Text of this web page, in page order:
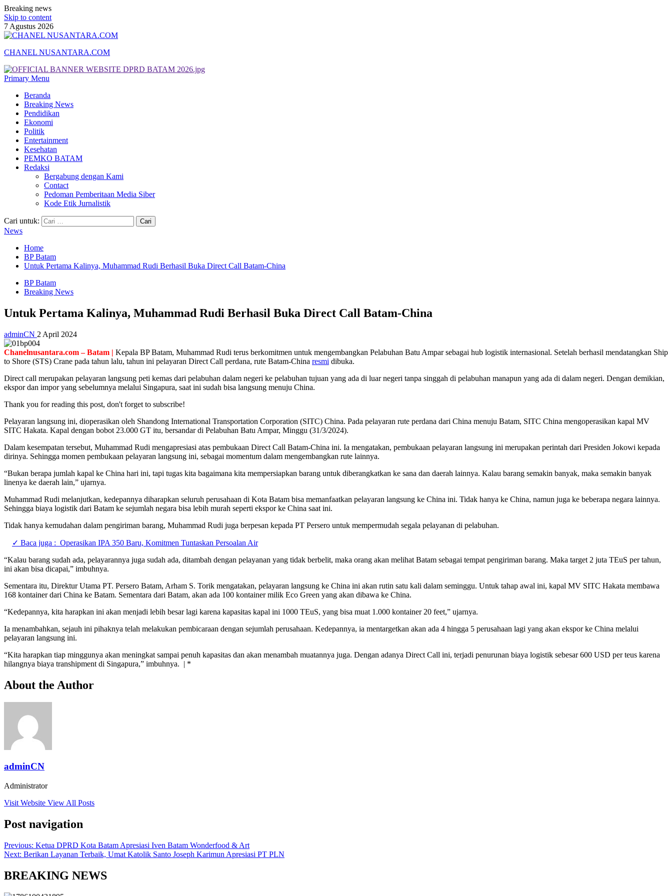
Breaking news
Skip to content
7 Agustus 2026
CHANEL NUSANTARA.COM
Primary Menu
Beranda
Breaking News
Pendidikan
Ekonomi
Politik
Entertainment
Kesehatan
PEMKO BATAM
Redaksi
Bergabung dengan Kami
Contact
Pedoman Pemberitaan Media Siber
Kode Etik Jurnalistik
Cari untuk:
News
Home
BP Batam
Untuk Pertama Kalinya, Muhammad Rudi Berhasil Buka Direct Call Batam-China
BP Batam
Breaking News
Untuk Pertama Kalinya, Muhammad Rudi Berhasil Buka Direct Call Batam-China
adminCN 2 April 2024
Chanelnusantara.com – Batam | Kepala BP Batam, Muhammad Rudi terus berkomitmen untuk mengembangkan Pelabuhan Batu Ampar sebagai hub logistik internasional. Setelah berhasil mendatangkan Ship
to Shore (STS) Crane pada tahun lalu, tahun ini pelayaran Direct Call perdana, rute Batam-China resmi dibuka.
Direct call merupakan pelayaran langsung peti kemas dari pelabuhan dalam negeri ke pelabuhan tujuan yang ada di luar negeri tanpa singgah di pelabuhan manapun yang ada di dalam negeri. Dengan demikian,
ekspor dan impor yang sebelumnya melalui Singapura, saat ini sudah bisa langsung menuju China.
Thank you for reading this post, don't forget to subscribe!
Pelayaran langsung ini, dioperasikan oleh Shandong International Transportation Corporation (SITC) China. Pada pelayaran rute perdana dari China menuju Batam, SITC China mengoperasikan kapal MV
SITC Hakata. Kapal dengan bobot 23.000 GT itu, bersandar di Pelabuhan Batu Ampar, Minggu (31/3/2024).
Dalam kesempatan tersebut, Muhammad Rudi mengapresiasi atas pembukaan Direct Call Batam-China ini. Ia mengatakan, pembukaan pelayaran langsung ini merupakan perintah dari Presiden Jokowi kepada
dirinya. Sehingga momen pembukaan pelayaran langsung ini, sebagai momentum dalam mengembangkan rute lainnya.
“Bukan berapa jumlah kapal ke China hari ini, tapi tugas kita bagaimana kita mempersiapkan barang untuk diberangkatkan ke sana dan daerah lainnya. Kalau barang semakin banyak, maka semakin banyak
linenya ke daerah lain,” ujarnya.
Muhammad Rudi melanjutkan, kedepannya diharapkan seluruh perusahaan di Kota Batam bisa memanfaatkan pelayaran langsung ke China ini. Tidak hanya ke China, namun juga ke beberapa negara lainnya.
Sehingga biaya logistik dari Batam ke sejumlah negara bisa lebih murah seperti ekspor ke China saat ini.
Tidak hanya kemudahan dalam pengiriman barang, Muhammad Rudi juga berpesan kepada PT Persero untuk mempermudah segala pelayanan di pelabuhan.
✓ Baca juga : Operasikan IPA 350 Baru, Komitmen Tuntaskan Persoalan Air
“Kalau barang sudah ada, pelayarannya juga sudah ada, ditambah dengan pelayanan yang tidak berbelit, maka orang akan melihat Batam sebagai tempat pengiriman barang. Maka target 2 juta TEuS per tahun,
ini akan bisa dicapai,” imbuhnya.
Sementara itu, Direktur Utama PT. Persero Batam, Arham S. Torik mengatakan, pelayaran langsung ke China ini akan rutin satu kali dalam seminggu. Untuk tahap awal ini, kapal MV SITC Hakata membawa
168 kontainer dari China ke Batam. Sementara dari Batam, akan ada 100 kontainer milik Eco Green yang akan dibawa ke China.
“Kedepannya, kita harapkan ini akan menjadi lebih besar lagi karena kapasitas kapal ini 1000 TEuS, yang bisa muat 1.000 kontainer 20 feet,” ujarnya.
Ia menambahkan, sejauh ini pihaknya telah melakukan pembicaraan dengan sejumlah perusahaan. Kedepannya, ia mentargetkan akan ada 4 hingga 5 perusahaan lagi yang akan ekspor ke China melalui
pelayaran langsung ini.
“Kita harapkan tiap minggunya akan meningkat sampai penuh kapasitas dan akan menambah muatannya juga. Dengan adanya Direct Call ini, terjadi penurunan biaya logistik sebesar 600 USD per teus karena
hilangnya biaya transhipment di Singapura,” imbuhnya. | *
About the Author
adminCN
Administrator
Visit Website View All Posts
Post navigation
Previous: Ketua DPRD Kota Batam Apresiasi Iven Batam Wonderfood & Art
Next: Berikan Layanan Terbaik, Umat Katolik Santo Joseph Karimun Apresiasi PT PLN
BREAKING NEWS